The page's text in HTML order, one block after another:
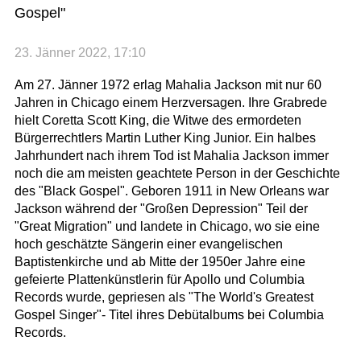
Gospel"
23. Jänner 2022, 17:10
Am 27. Jänner 1972 erlag Mahalia Jackson mit nur 60
Jahren in Chicago einem Herzversagen. Ihre Grabrede
hielt Coretta Scott King, die Witwe des ermordeten
Bürgerrechtlers Martin Luther King Junior. Ein halbes
Jahrhundert nach ihrem Tod ist Mahalia Jackson immer
noch die am meisten geachtete Person in der Geschichte
des "Black Gospel". Geboren 1911 in New Orleans war
Jackson während der "Großen Depression" Teil der
"Great Migration" und landete in Chicago, wo sie eine
hoch geschätzte Sängerin einer evangelischen
Baptistenkirche und ab Mitte der 1950er Jahre eine
gefeierte Plattenkünstlerin für Apollo und Columbia
Records wurde, gepriesen als "The World's Greatest
Gospel Singer"- Titel ihres Debütalbums bei Columbia
Records.